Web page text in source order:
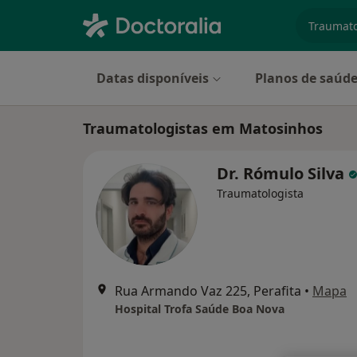
Datas disponíveis Planos de saúde
Traumatologistas em Matosinhos
Dr. Rómulo Silva
Traumatologista
Rua Armando Vaz 225, Perafita • Mapa
Hospital Trofa Saúde Boa Nova